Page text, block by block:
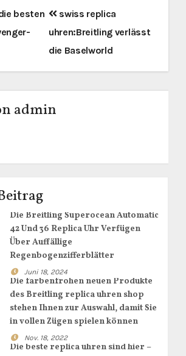
besten
swiss replica
uhren:Breitling verlässt
die Baselworld
admin
Die Breitling Superocean Automatic
42 Und 36 Replica Uhr Verfügen
Über Auffällige
Regenbogenzifferblätter
Juni 18, 2024
Die farbenfrohen neuen Produkte
des Breitling replica uhren shop
stehen Ihnen zur Auswahl, damit Sie
in vollen Zügen spielen können
Nov. 18, 2022
Die beste replica uhren sind hier –